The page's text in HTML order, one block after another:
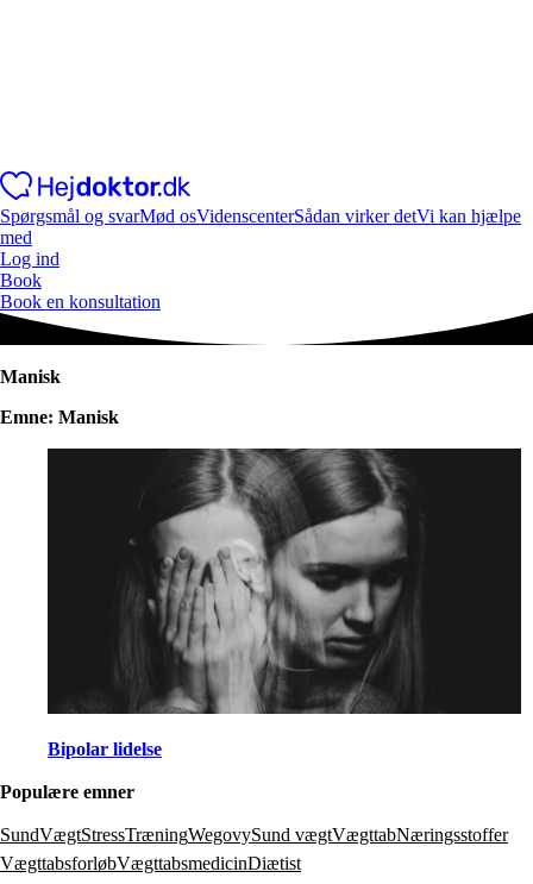
Spørgsmål og svarMød osVidenscenterSådan virker detVi kan hjælpe
med
Log ind
Book
Book en konsultation
Manisk
Emne: Manisk
Bipolar lidelse
Populære emner
SundVægtStressTræningWegovySund vægtVægttabNæringsstoffer
VægttabsforløbVægttabsmedicinDiætist